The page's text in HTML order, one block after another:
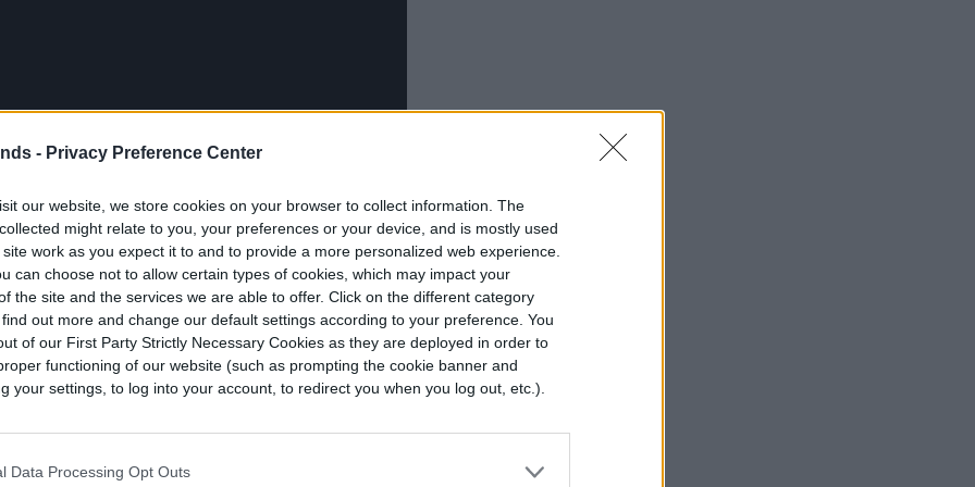
- Privacy Preference Center
our website, we store cookies on your browser to collect information. The
might relate to you, your preferences or your device, and is mostly used
work as you expect it to and to provide a more personalized web experience.
can choose not to allow certain types of cookies, which may impact your
the site and the services we are able to offer. Click on the different category
out more and change our default settings according to your preference. You
of our First Party Strictly Necessary Cookies as they are deployed in order to
functioning of our website (such as prompting the cookie banner and
your settings, to log into your account, to redirect you when you log out, etc.).
Data Processing Opt Outs
| PINKFONG Songs for Children
es propiedad de Pinkfong. Por lo mismo, uno
a este éxito musical es quién es su
deBaby Sharkanteriores a la versión coreana,
final, incluyendo un salvavidas
del autor original de la canción provienen